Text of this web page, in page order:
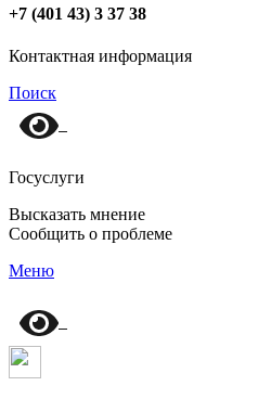
+7 (401 43) 3 37 38
Контактная информация
Поиск
Госуслуги
Высказать мнение
Сообщить о проблеме
Меню